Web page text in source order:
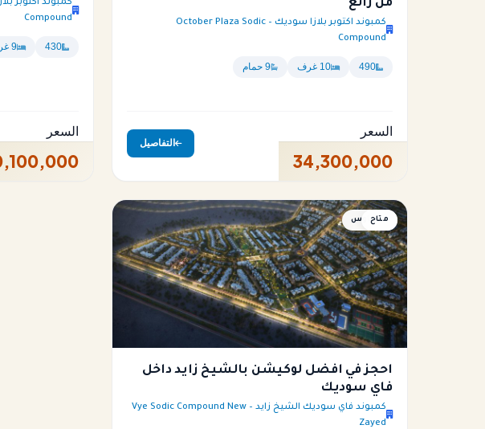
من رائع
كمبوند اكتوبر بلازا سوديك – October Plaza Sodic
Compound
490 10 غرف 9 حمام
السعر
34,300,000
التفاصيل
Compound
430 9 غرف
السعر
بنتهاوس
متاح
احجز في افضل لوكيشن بالشيخ زايد داخل
فاي سوديك
كمبوند فاي سوديك الشيخ زايد – Vye Sodic Compound New
Zayed